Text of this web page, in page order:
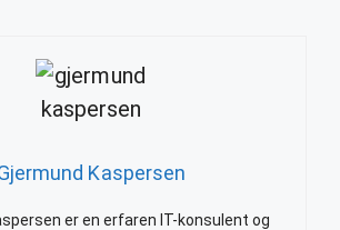
Kaspersen
er en erfaren IT-konsulent og